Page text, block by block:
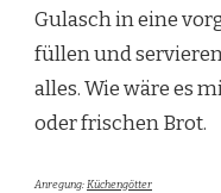
Gulasch in eine
füllen und
alles. Wie wäre es
oder frischen Brot.
Anregung: Küchengötter